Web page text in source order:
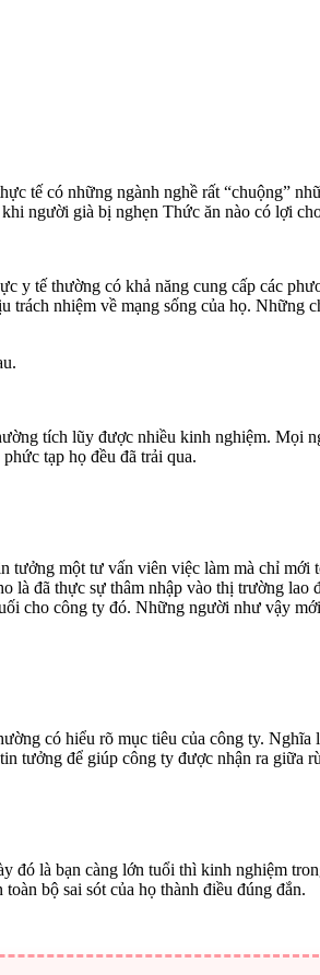
tế có những ngành nghề rất “chuộng”
người già bị nghẹn Thức ăn nào có lợi
tế thường có khả năng cung cấp các
trách nhiệm về mạng sống của họ.
tích lũy được nhiều kinh nghiệm. Mọi
tạp họ đều đã trải qua.
một tư vấn viên việc làm mà chỉ
đã thực sự thâm nhập vào thị trường
cho công ty đó. Những người như vậy
có hiểu rõ mục tiêu của công ty.
tưởng để giúp công ty được nhận ra giữa
là bạn càng lớn tuổi thì kinh nghiệm
bộ sai sót của họ thành điều đúng đắn.